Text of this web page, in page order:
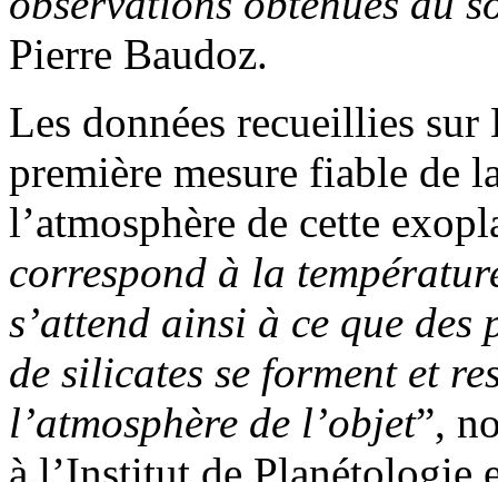
Pierre Baudoz.
Les données recueillies
première mesure fiable de
l’atmosphère de cette
correspond à la
s’attend ainsi à ce que
de silicates se forment et
l’atmosphère de l’objet”,
à l’Institut de Planétologie